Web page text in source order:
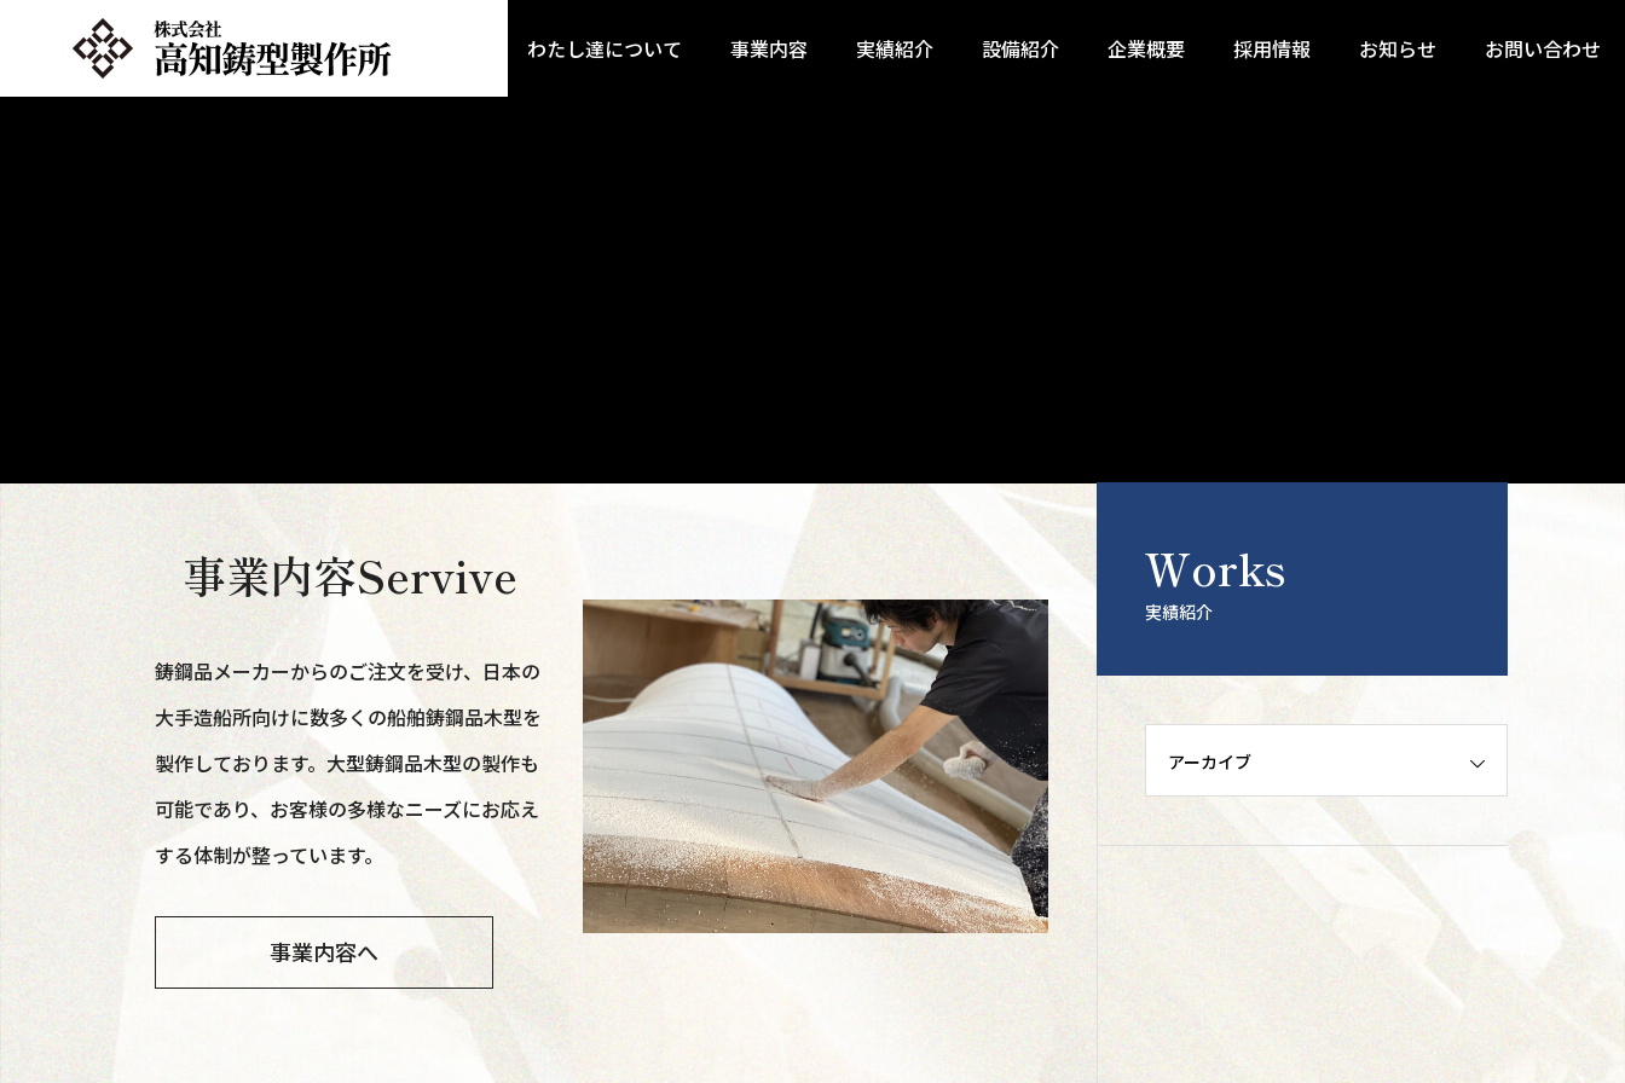
わたし達について 事業内容 実績紹介 設備紹介 企業概要 採用情報 お知らせ お問い合わせ
事業内容Servive
鋳鋼品メーカーからのご注文を受け、日本の
大手造船所向けに数多くの船舶鋳鋼品木型を
製作しております。大型鋳鋼品木型の製作も
可能であり、お客様の多様なニーズにお応え
する体制が整っています。
事業内容へ
Works
実績紹介
アーカイブ